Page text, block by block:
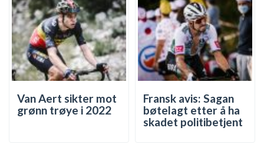
Van Aert sikter mot
grønn trøye i 2022
Fransk avis: Sagan
bøtelagt etter å ha
skadet politibetjent